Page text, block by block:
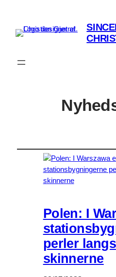
Polen: I
perler langs
skinnerne